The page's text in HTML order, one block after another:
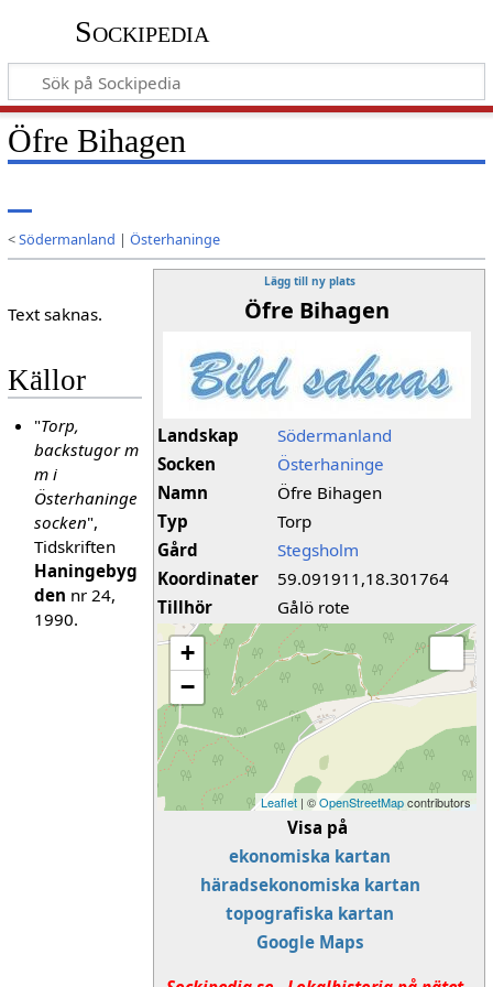
Sockipedia
Öfre Bihagen
<Södermanland | Österhaninge
Lägg till ny plats
Öfre Bihagen
Landskap
Södermanland
Socken
Österhaninge
Namn
Öfre Bihagen
Typ
Torp
Gård
Stegsholm
Koordinater
59.091911,18.301764
Tillhör
Gålö rote
+
−
Leaflet | ©OpenStreetMapcontributors
Visa på
ekonomiska kartan
häradsekonomiska kartan
topografiska kartan
Google Maps
Text saknas.
Källor
"Torp,
backstugor m
m i
Österhaninge
socken",
Tidskriften
Haningebyg
den nr 24,
1990.